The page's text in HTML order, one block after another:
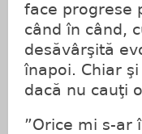
face progrese
când în când,
desăvârşită
înapoi. Chiar
dacă nu cauţi
”Orice mi s-ar